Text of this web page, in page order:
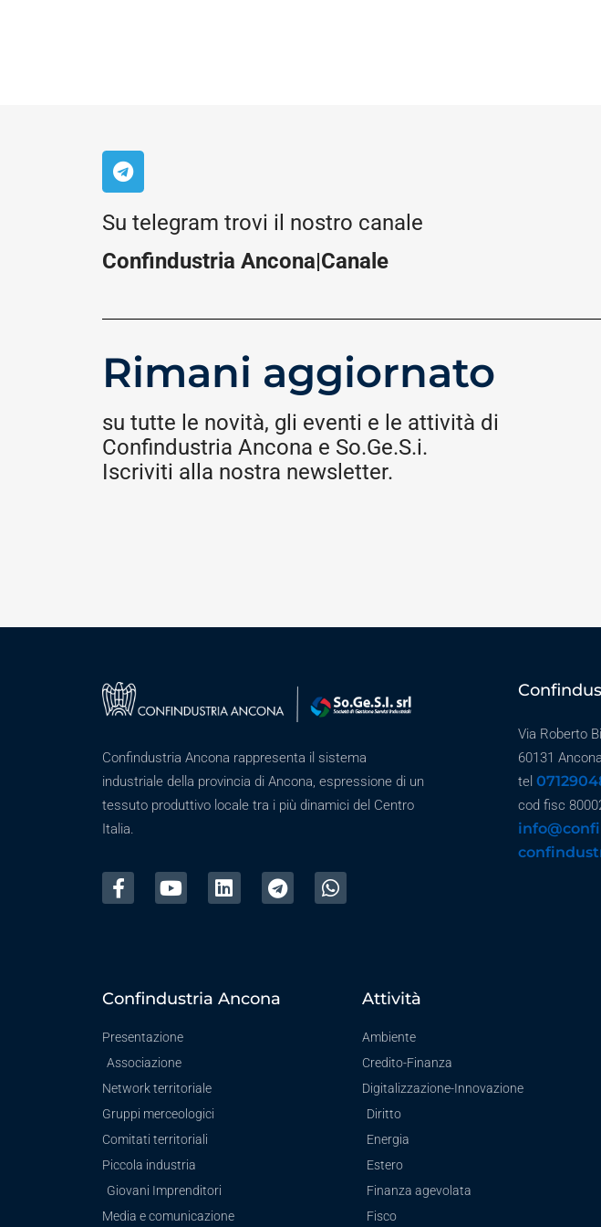
Su telegram trovi il nostro canale
Confindustria Ancona|Canale
Rimani aggiornato
su tutte le novità, gli eventi e le attività di
Confindustria Ancona e So.Ge.S.i.
Iscriviti alla nostra newsletter.
Confindustria Ancona rappresenta il sistema
industriale della provincia di Ancona, espressione di un
tessuto produttivo locale tra i più dinamici del Centro
Italia.
Via Roberto
60131
tel
cod fisc
Confindustria Ancona
Presentazione
Associazione
Network territoriale
Gruppi merceologici
Comitati territoriali
Piccola industria
Giovani Imprenditori
Media e comunicazione
Attività
Ambiente
Credito-Finanza
Digitalizzazione-Innovazione
Diritto
Energia
Estero
Finanza agevolata
Fisco